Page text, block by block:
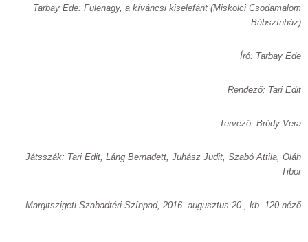
Tarbay Ede: Fülenagy, a kíváncsi kiselefánt (Miskolci Csodamalom
Bábszínház)
Író: Tarbay Ede
Rendező: Tari Edit
Tervező: Bródy Vera
Játsszák: Tari Edit, Láng Bernadett, Juhász Judit, Szabó Attila, Oláh
Tibor
Margitszigeti Szabadtéri Színpad, 2016. augusztus 20., kb. 120 néző